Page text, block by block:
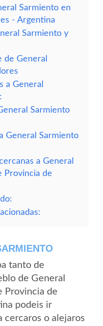
Sarmiento en
- Argentina
Sarmiento y
de General
a General
Sarmiento
General Sarmiento
a General
Provincia de
tanto de
de General
Provincia de
podeis ir
cercaros o alejaros